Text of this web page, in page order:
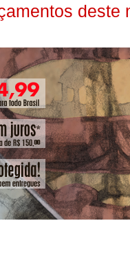
deste